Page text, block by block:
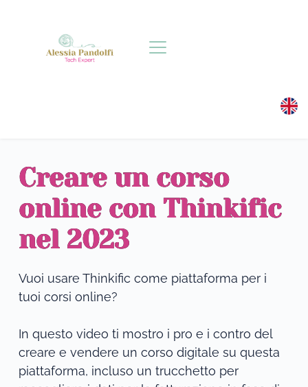
Creare un corso
online con Thinkific
nel 2023
Vuoi usare Thinkific come piattaforma per i
tuoi corsi online?
In questo video ti mostro i pro e i contro del
creare e vendere un corso digitale su questa
piattaforma, incluso un trucchetto per